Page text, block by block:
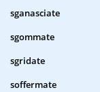
sganasciate
sgommate
sgridate
soffermate